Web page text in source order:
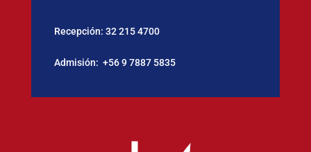
Recepción: 32 215 4700
Admisión: ‪+56 9 7887 5835